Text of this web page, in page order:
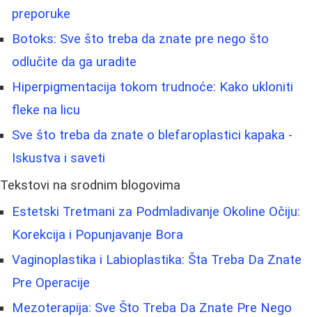
preporuke
Botoks: Sve što treba da znate pre nego što
odlučite da ga uradite
Hiperpigmentacija tokom trudnoće: Kako ukloniti
fleke na licu
Sve što treba da znate o blefaroplastici kapaka -
Iskustva i saveti
Tekstovi na srodnim blogovima
Estetski Tretmani za Podmladivanje Okoline Očiju:
Korekcija i Popunjavanje Bora
Vaginoplastika i Labioplastika: Šta Treba Da Znate
Pre Operacije
Mezoterapija: Sve Što Treba Da Znate Pre Nego